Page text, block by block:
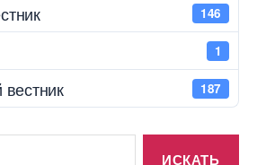
146
1
вестник 187